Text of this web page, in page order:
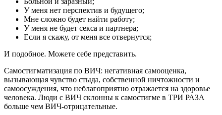
У меня нет перспектив и будущего;
Мне сложно будет найти работу;
У меня не будет секса и партнера;
Если я скажу, от меня все отвернутся;
И подобное. Можете себе представить.
Самостигматизация по ВИЧ: негативная самооценка,
вызывающая чувство стыда, собственной ничтожности и
самоосуждения, что неблагоприятно отражается на здоровье
человека. Люди с ВИЧ склонны к самостигме в ТРИ РАЗА
больше чем ВИЧ-отрицательные.